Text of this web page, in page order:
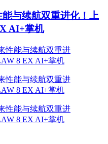
与续航双重进化！上
AI+掌机